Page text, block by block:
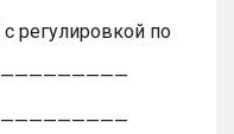
регулировкой по